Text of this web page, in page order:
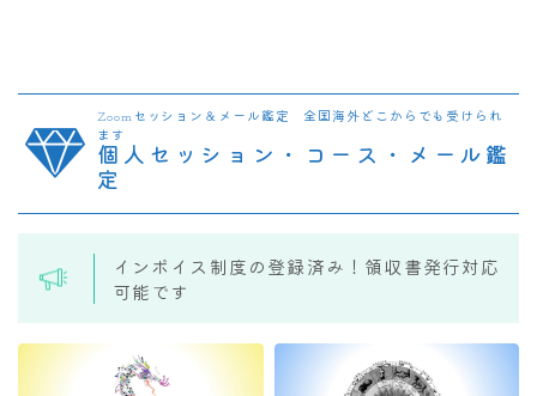
Zoomセッション＆メール鑑定 全国海外どこからでも受けられ
ます
個人セッション・コース・メール鑑
定
インボイス制度の登録済み！領収書発行対応
可能です